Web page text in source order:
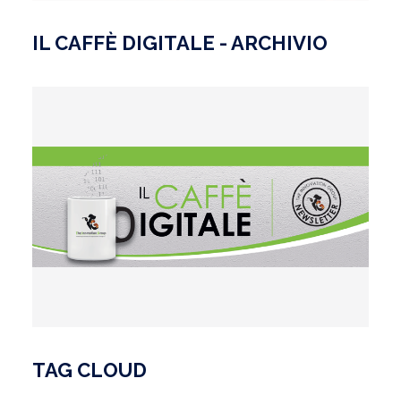
IL CAFFÈ DIGITALE - ARCHIVIO
TAG CLOUD